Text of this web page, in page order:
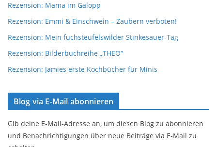
Rezension: Mama im Galopp
Rezension: Emmi & Einschwein – Zaubern verboten!
Rezension: Mein fuchsteufelswilder Stinkesauer-Tag
Rezension: Bilderbuchreihe „THEO“
Rezension: Jamies erste Kochbücher für Minis
Blog via E-Mail abonnieren
Gib deine E-Mail-Adresse an, um diesen Blog zu abonnieren
und Benachrichtigungen über neue Beiträge via E-Mail zu